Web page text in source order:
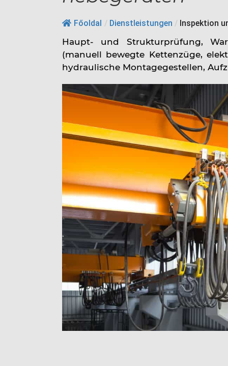
Karriere
Főoldal / Dienstleistungen / Inspektion
Haupt- und Strukturprüfung,
(manuell bewegte Kettenzüge,
hydraulische Montagegestellen,